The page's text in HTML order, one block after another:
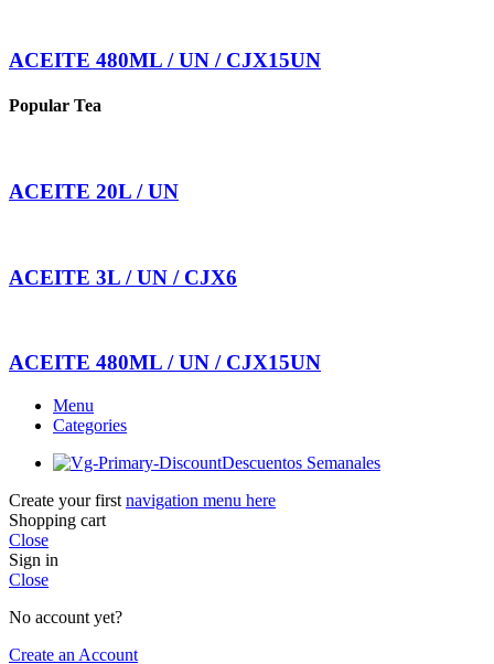
ACEITE 480ML / UN / CJX15UN
Popular Tea
ACEITE 20L / UN
ACEITE 3L / UN / CJX6
ACEITE 480ML / UN / CJX15UN
Menu
Categories
Descuentos Semanales
Create your first navigation menu here
Shopping cart
Close
Sign in
Close
No account yet?
Create an Account